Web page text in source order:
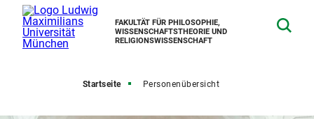
FAKULTÄT FÜR PHILOSOPHIE,
WISSENSCHAFTSTHEORIE UND
RELIGIONSWISSENSCHAFT
Startseite Personenübersicht